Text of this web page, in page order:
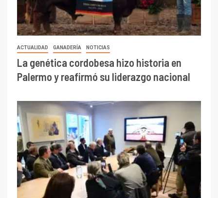
ACTUALIDAD GANADERÍA NOTICIAS
La genética cordobesa hizo historia en
Palermo y reafirmó su liderazgo nacional